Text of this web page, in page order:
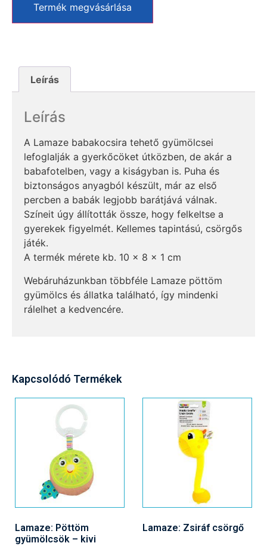
Termék megvásárlása
Leírás
Leírás
A Lamaze babakocsira tehető gyümölcsei
lefoglalják a gyerkőcöket útközben, de akár a
babafotelben, vagy a kiságyban is. Puha és
biztonságos anyagból készült, már az első
percben a babák legjobb barátjává válnak.
Színeit úgy állították össze, hogy felkeltse a
gyerekek figyelmét. Kellemes tapintású, csörgős
játék.
A termék mérete kb. 10 x 8 x 1 cm
Webáruházunkban többféle Lamaze pöttöm
gyümölcs és állatka található, így mindenki
rálelhet a kedvencére.
Kapcsolódó Termékek
Lamaze: Pöttöm
gyümölcsök – kivi
Lamaze: Zsiráf csörgő